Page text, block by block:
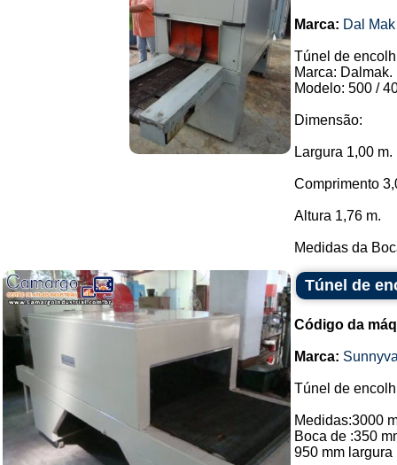
Marca: Dal Mak
Túnel de
Marca: Dalmak.
Modelo: 500 /
Dimensão:
Largura 1,00 m.
Comprimento
Altura 1,76 m.
Medidas da
Túnel de
Código da
Marca:
Túnel de
Medidas:3000
Boca de :350
950 mm largura